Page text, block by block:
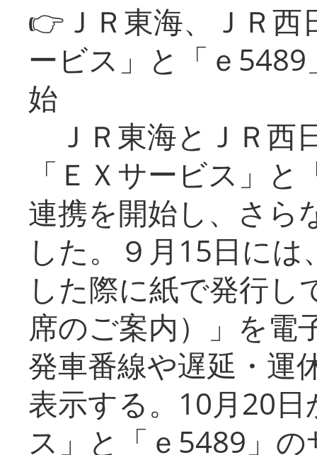
👉ＪＲ東海、ＪＲ
ービス」と「ｅ
始
ＪＲ東海とＪＲ西
「ＥＸサービス」
連携を開始し、さら
した。９月15日に
した際に紙で発行し
席のご案内）」を電
発車番線や遅延・運
表示する。10月20
ス」と「ｅ5489」